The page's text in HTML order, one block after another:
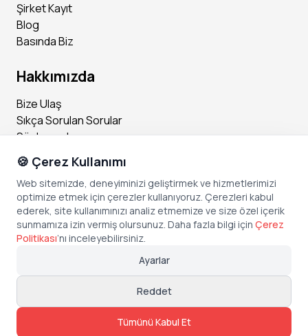
Şirket Kayıt
Blog
Basında Biz
Hakkımızda
Bize Ulaş
Sıkça Sorulan Sorular
Sözleşmeler
Sosyal Medya
Instagram
Facebook
X (Twitter)
TikTok
Copyright © Bonded Technologies Inc.
🍪 Çerez Kullanımı
Web sitemizde, deneyiminizi geliştirmek ve hizmetlerimizi
optimize etmek için çerezler kullanıyoruz. Çerezleri kabul
ederek, site kullanımınızı analiz etmemize ve size özel içerik
sunmamıza izin vermiş olursunuz. Daha fazla bilgi için Çerez
Politikası’nı inceleyebilirsiniz.
Ayarlar
Reddet
Tümünü Kabul Et